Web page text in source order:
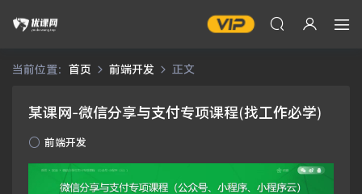
当前位置： 首页 前端开发 正文
某课网-微信分享与支付专项课程(找工作必学)
前端开发